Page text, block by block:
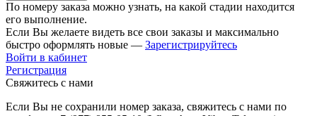
По номеру заказа можно узнать, на какой стадии находится
его выполнение.
Если Вы желаете видеть все свои заказы и максимально
быстро оформлять новые — Зарегистрируйтесь
Войти в кабинет
Регистрация
Свяжитесь с нами
Если Вы не сохранили номер заказа, свяжитесь с нами по